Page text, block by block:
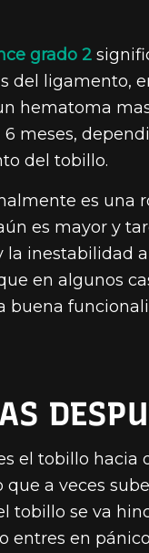
grado 2
del ligamento,
hematoma
meses,
del tobillo.
es una
es mayor y
la
en algunos
buena
el tobillo hacia
a veces
tobillo se va
entres en